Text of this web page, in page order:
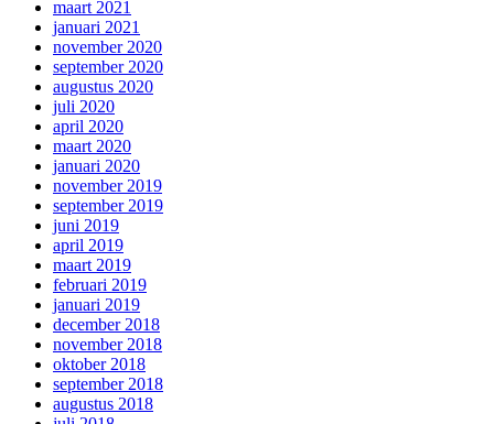
maart 2021
januari 2021
november 2020
september 2020
augustus 2020
juli 2020
april 2020
maart 2020
januari 2020
november 2019
september 2019
juni 2019
april 2019
maart 2019
februari 2019
januari 2019
december 2018
november 2018
oktober 2018
september 2018
augustus 2018